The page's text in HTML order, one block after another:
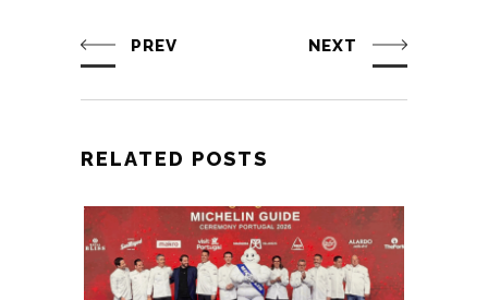
PREV NEXT
RELATED POSTS